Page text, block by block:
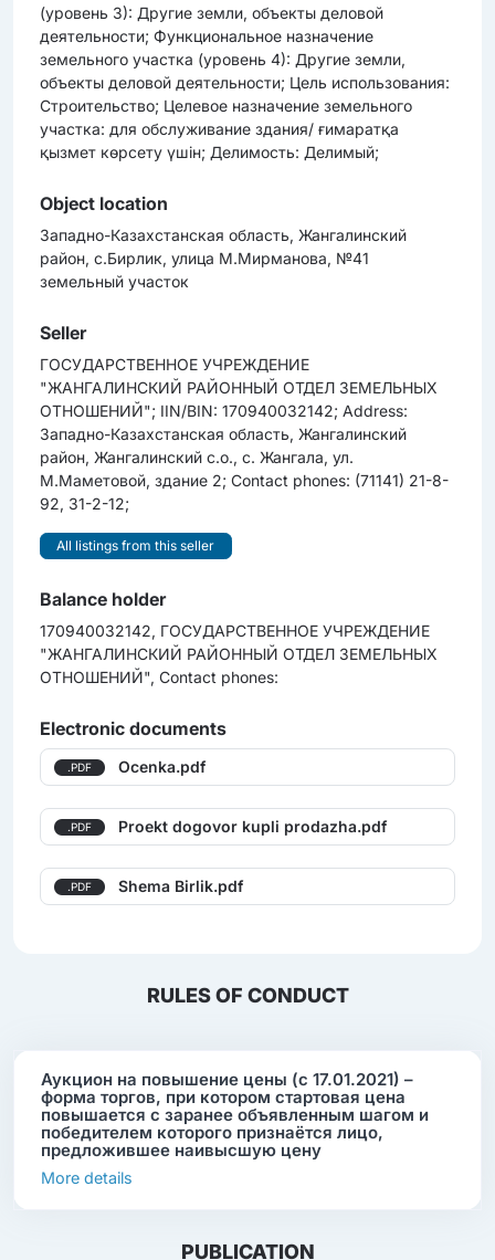
(уровень 3): Другие земли, объекты деловой
деятельности; Функциональное назначение
земельного участка (уровень 4): Другие земли,
объекты деловой деятельности; Цель использования:
Строительство; Целевое назначение земельного
участка: для обслуживание здания/ ғимаратқа
қызмет көрсету үшін; Делимость: Делимый;
Object location
Западно-Казахстанская область, Жангалинский
район, с.Бирлик, улица М.Мирманова, №41
земельный участок
Seller
ГОСУДАРСТВЕННОЕ УЧРЕЖДЕНИЕ
"ЖАНГАЛИНСКИЙ РАЙОННЫЙ ОТДЕЛ ЗЕМЕЛЬНЫХ
ОТНОШЕНИЙ"; IIN/BIN: 170940032142; Address:
Западно-Казахстанская область, Жангалинский
район, Жангалинский с.о., с. Жангала, ул.
М.Маметовой, здание 2; Contact phones: (71141) 21-8-
92, 31-2-12;
All listings from this seller
Balance holder
170940032142, ГОСУДАРСТВЕННОЕ УЧРЕЖДЕНИЕ
"ЖАНГАЛИНСКИЙ РАЙОННЫЙ ОТДЕЛ ЗЕМЕЛЬНЫХ
ОТНОШЕНИЙ", Contact phones:
Electronic documents
.PDF Ocenka.pdf
.PDF Proekt dogovor kupli prodazha.pdf
.PDF Shema Birlik.pdf
RULES OF CONDUCT
Аукцион на повышение цены (с 17.01.2021) –
форма торгов, при котором стартовая цена
повышается с заранее объявленным шагом и
победителем которого признаётся лицо,
предложившее наивысшую цену
More details
PUBLICATION